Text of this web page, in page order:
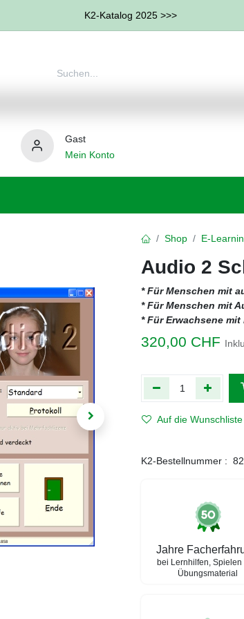
K2-Katalog 2025 >>>
Gast
Mein Konto
Shop E-
Audio 2
* Für Menschen mit
* Für Menschen mit
* Für Erwachsene
320,00 CHF
Auf die Wunschliste
K2-Bestellnummer :
Jahre
bei Lernhilfen, Spielen
Übungsmaterial